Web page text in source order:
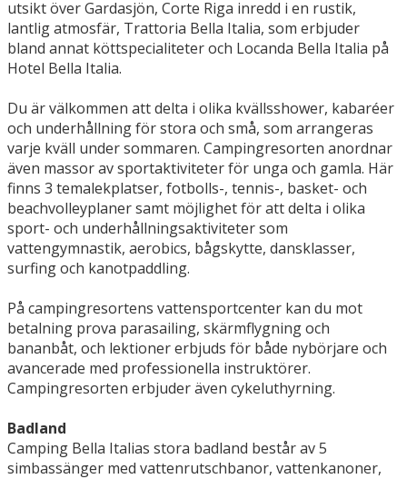
utsikt över Gardasjön, Corte Riga inredd i en rustik,
lantlig atmosfär, Trattoria Bella Italia, som erbjuder
bland annat köttspecialiteter och Locanda Bella Italia på
Hotel Bella Italia.
Du är välkommen att delta i olika kvällsshower, kabaréer
och underhållning för stora och små, som arrangeras
varje kväll under sommaren. Campingresorten anordnar
även massor av sportaktiviteter för unga och gamla. Här
finns 3 temalekplatser, fotbolls-, tennis-, basket- och
beachvolleyplaner samt möjlighet för att delta i olika
sport- och underhållningsaktiviteter som
vattengymnastik, aerobics, bågskytte, dansklasser,
surfing och kanotpaddling.
På campingresortens vattensportcenter kan du mot
betalning prova parasailing, skärmflygning och
bananbåt, och lektioner erbjuds för både nybörjare och
avancerade med professionella instruktörer.
Campingresorten erbjuder även cykeluthyrning.
Badland
Camping Bella Italias stora badland består av 5
simbassänger med vattenrutschbanor, vattenkanoner,